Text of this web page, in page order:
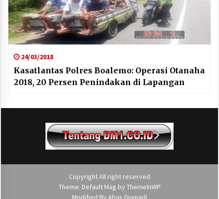
24/03/2018
Kasatlantas Polres Boalemo: Operasi Otanaha
2018, 20 Persen Penindakan di Lapangan
Copyright All right reserved
Theme: Default Mag by ThemeInWP
Modified By Abas Djumadi